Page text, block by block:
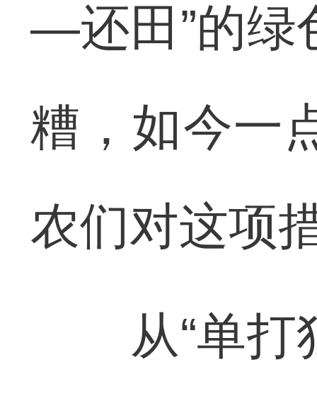
—还田”的绿
糟，如今一
农们对这项
从“单打独